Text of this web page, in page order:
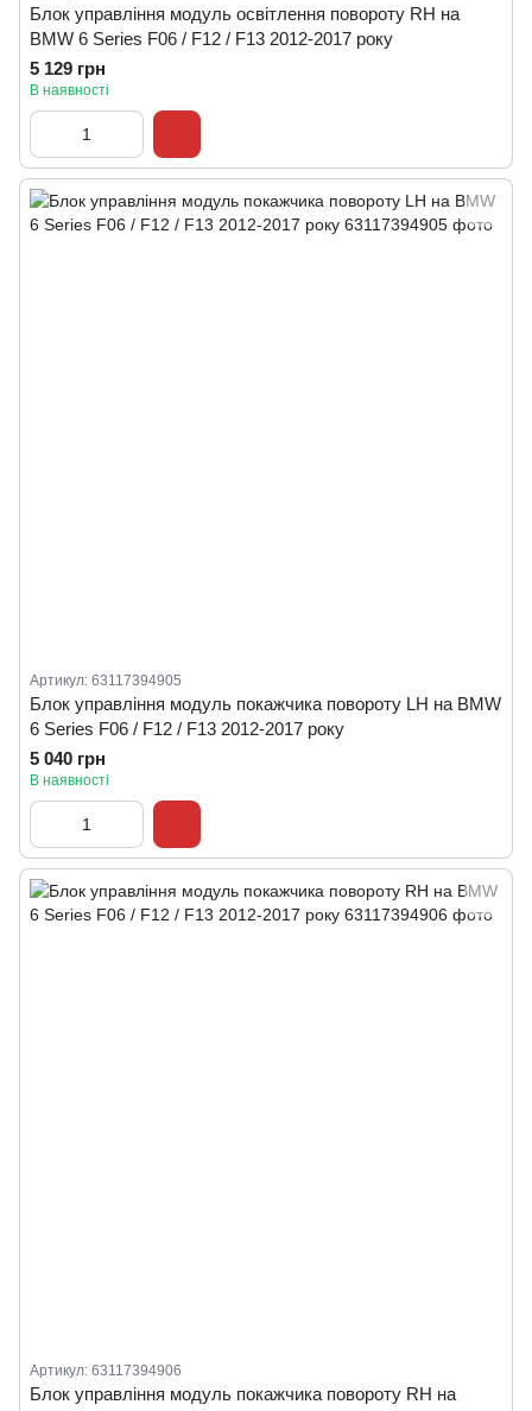
Блок управління модуль освітлення повороту RH на
BMW 6 Series F06 / F12 / F13 2012-2017 року
5 129 грн
В наявності
Артикул: 63117394905
Блок управління модуль покажчика повороту LH на BMW
6 Series F06 / F12 / F13 2012-2017 року
5 040 грн
В наявності
Артикул: 63117394906
Блок управління модуль покажчика повороту RH на